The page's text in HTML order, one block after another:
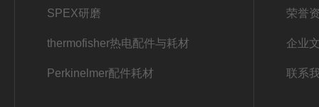
SPEX研磨
thermofisher热电配件与耗材
Perkinelmer配件耗材
荣誉
企业
联系